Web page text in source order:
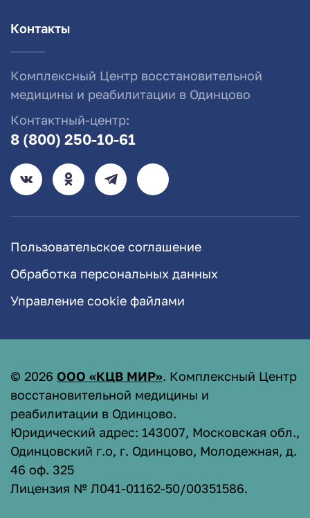
Контакты
Комплексный Центр восстановительной
медицины и реабилитации в Одинцово
Контактный-центр:
8 (800) 250-10-61
Пользовательское соглашение
Обработка персональных данных
Управление cookie файлами
© 2026 ООО «КЦВ МИР». Комплексный Центр
восстановительной медицины и
реабилитации в Одинцово.
Юридический адрес: 143007, Московская обл.,
Одинцовский г.о, г. Одинцово, Молодежная, д.
46 оф. 325
Лицензия № Л041-01162-50/00351586.